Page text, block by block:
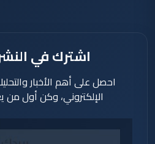
اشترك في
احصل على أهم الأخبار
الإلكتروني، وكن أول من